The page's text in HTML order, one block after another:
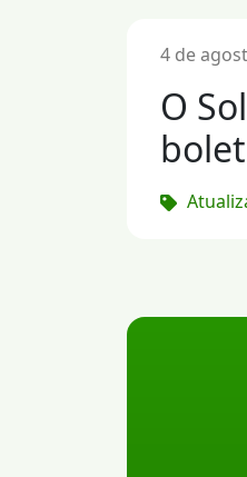
4 de
O